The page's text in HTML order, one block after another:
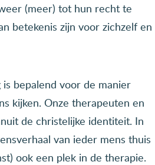
(meer) tot hun recht te
betekenis zijn voor zichzelf en
bepalend voor de manier
kijken. Onze therapeuten en
de christelijke identiteit. In
van ieder mens thuis
ook een plek in de therapie.